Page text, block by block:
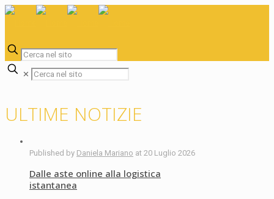
✕
ULTIME NOTIZIE
Published by Daniela Mariano at 20 Luglio 2026
Dalle aste online alla logistica
istantanea